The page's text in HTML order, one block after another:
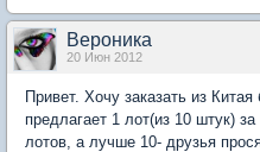
Вероника
20 Июн 2012
Привет. Хочу заказать из
предлагает 1 лот(из 10 штук)
лотов, а лучше 10- друзья